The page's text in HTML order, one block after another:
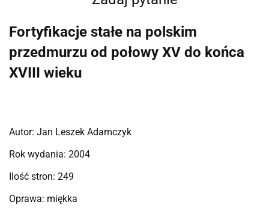
Fortyfikacje stałe na polskim
przedmurzu od połowy XV do końca
XVIII wieku
Autor: Jan Leszek Adamczyk
Rok wydania: 2004
Ilość stron: 249
Oprawa: miękka